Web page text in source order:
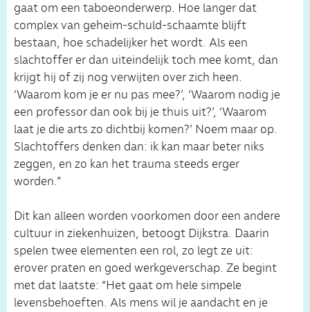
gaat om een taboeonderwerp. Hoe langer dat
complex van geheim-schuld-schaamte blijft
bestaan, hoe schadelijker het wordt. Als een
slachtoffer er dan uiteindelijk toch mee komt, dan
krijgt hij of zij nog verwijten over zich heen.
‘Waarom kom je er nu pas mee?’, ‘Waarom nodig je
een professor dan ook bij je thuis uit?’, ‘Waarom
laat je die arts zo dichtbij komen?’ Noem maar op.
Slachtoffers denken dan: ik kan maar beter niks
zeggen, en zo kan het trauma steeds erger
worden.”
Dit kan alleen worden voorkomen door een andere
cultuur in ziekenhuizen, betoogt Dijkstra. Daarin
spelen twee elementen een rol, zo legt ze uit:
erover praten en goed werkgeverschap. Ze begint
met dat laatste: “Het gaat om hele simpele
levensbehoeften. Als mens wil je aandacht en je